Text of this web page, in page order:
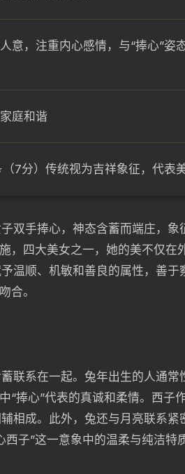
意，注重内心感情，与“捧心”姿
庭和谐
（7分）传统视为吉祥象征，代表
双手捧心，神态含蓄而端庄，象
，四大美女之一，她的美不仅在
温顺、机敏和善良的属性，善于
合。
联系在一起。兔年出生的人通常
“捧心”代表的真诚和柔情。西子
相成。此外，兔还与月亮联系紧
子”这一意象中的温柔与纯洁特质